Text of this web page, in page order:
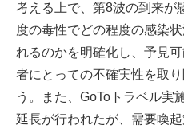
考える上で、第8波の到来が
度の毒性でどの程度の感染
れるのかを明確化し、予見
者にとっての不確実性を取
う。また、GoToトラベル実
延長が行われたが、需要喚